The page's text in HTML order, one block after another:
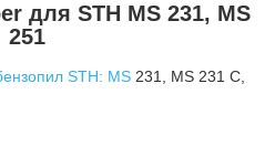
для STH MS 231, MS
251
STH: MS 231, MS 231 C,